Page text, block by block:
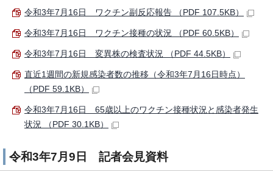
令和3年7月16日 ワクチン副反応報告 （PDF 107.5KB）
令和3年7月16日 ワクチン接種の状況 （PDF 60.5KB）
令和3年7月16日 変異株の検査状況 （PDF 44.5KB）
直近1週間の新規感染者数の推移（令和3年7月16日時点）
（PDF 59.1KB）
令和3年7月16日 65歳以上のワクチン接種状況と感染者発生
状況 （PDF 30.1KB）
令和3年7月9日 記者会見資料